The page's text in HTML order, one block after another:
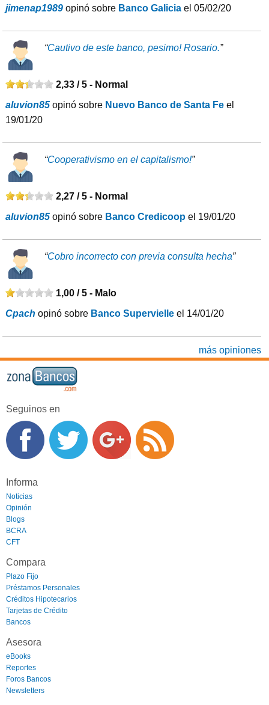
jimenap1989 opinó sobre Banco Galicia el 05/02/20
“Cautivo de este banco, pesimo! Rosario.”
2,33 / 5 - Normal
aluvion85 opinó sobre Nuevo Banco de Santa Fe el
19/01/20
“Cooperativismo en el capitalismo!”
2,27 / 5 - Normal
aluvion85 opinó sobre Banco Credicoop el 19/01/20
“Cobro incorrecto con previa consulta hecha”
1,00 / 5 - Malo
Cpach opinó sobre Banco Supervielle el 14/01/20
más opiniones
Seguinos en
Informa
Noticias
Opinión
Blogs
BCRA
CFT
Compara
Plazo Fijo
Préstamos Personales
Créditos Hipotecarios
Tarjetas de Crédito
Bancos
Asesora
eBooks
Reportes
Foros Bancos
Newsletters